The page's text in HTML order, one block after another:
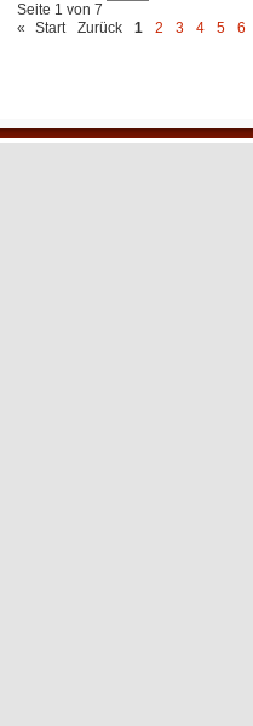
Seite 1 von 7
«
Start Zurück 1 2 3 4 5 6